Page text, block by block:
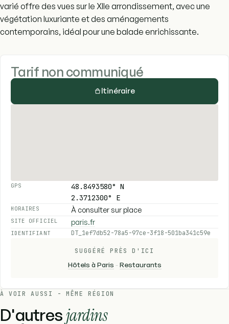
varié offre des vues sur le XIIe arrondissement, avec une
végétation luxuriante et des aménagements
contemporains, idéal pour une balade enrichissante.
Tarif non communiqué
Itinéraire
GPS
48.8493580° N
2.3712300° E
HORAIRES À consulter sur place
SITE OFFICIEL paris.fr
IDENTIFIANT DT_1ef7db52-78a5-97ce-3f18-501ba341c59e
SUGGÉRÉ PRÈS D'ICI
Hôtels à Paris -Restaurants
À VOIR AUSSI - MÊME RÉGION
D'autresjardins